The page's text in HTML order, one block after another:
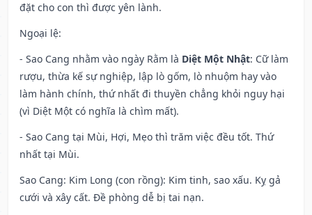
đặt cho con thì được yên lành.
Ngoại lệ:
- Sao Cang nhằm vào ngày Rằm là Diệt Một Nhật: Cữ làm
rượu, thừa kế sự nghiệp, lập lò gốm, lò nhuộm hay vào
làm hành chính, thứ nhất đi thuyền chẳng khỏi nguy hại
(vì Diệt Một có nghĩa là chìm mất).
- Sao Cang tại Mùi, Hợi, Mẹo thì trăm việc đều tốt. Thứ
nhất tại Mùi.
Sao Cang: Kim Long (con rồng): Kim tinh, sao xấu. Kỵ gả
cưới và xây cất. Đề phòng dễ bị tai nạn.